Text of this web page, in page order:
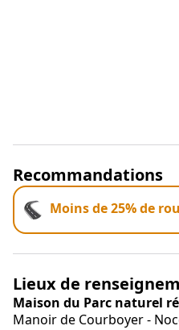
Recommandations
Moins de 25% de
Lieux de
Maison du Parc naturel
Manoir de Courboyer -